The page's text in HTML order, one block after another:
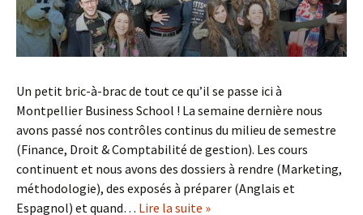
Un petit bric-à-brac de tout ce qu’il se passe ici à
Montpellier Business School ! La semaine dernière nous
avons passé nos contrôles continus du milieu de semestre
(Finance, Droit & Comptabilité de gestion). Les cours
continuent et nous avons des dossiers à rendre (Marketing,
méthodologie), des exposés à préparer (Anglais et
Espagnol) et quand… Lire la suite »